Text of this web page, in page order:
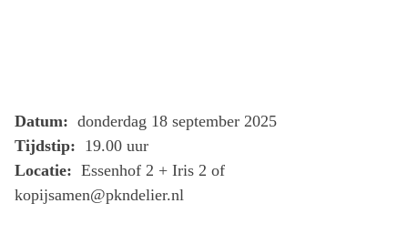
Datum: donderdag 18 september 2025
Tijdstip: 19.00 uur
Locatie: Essenhof 2 + Iris 2 of
kopijsamen@pkndelier.nl